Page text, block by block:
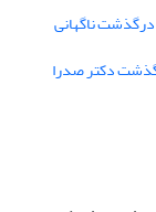
ناگهانی
دکتر صدرا